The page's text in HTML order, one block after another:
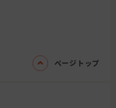
ページトップ